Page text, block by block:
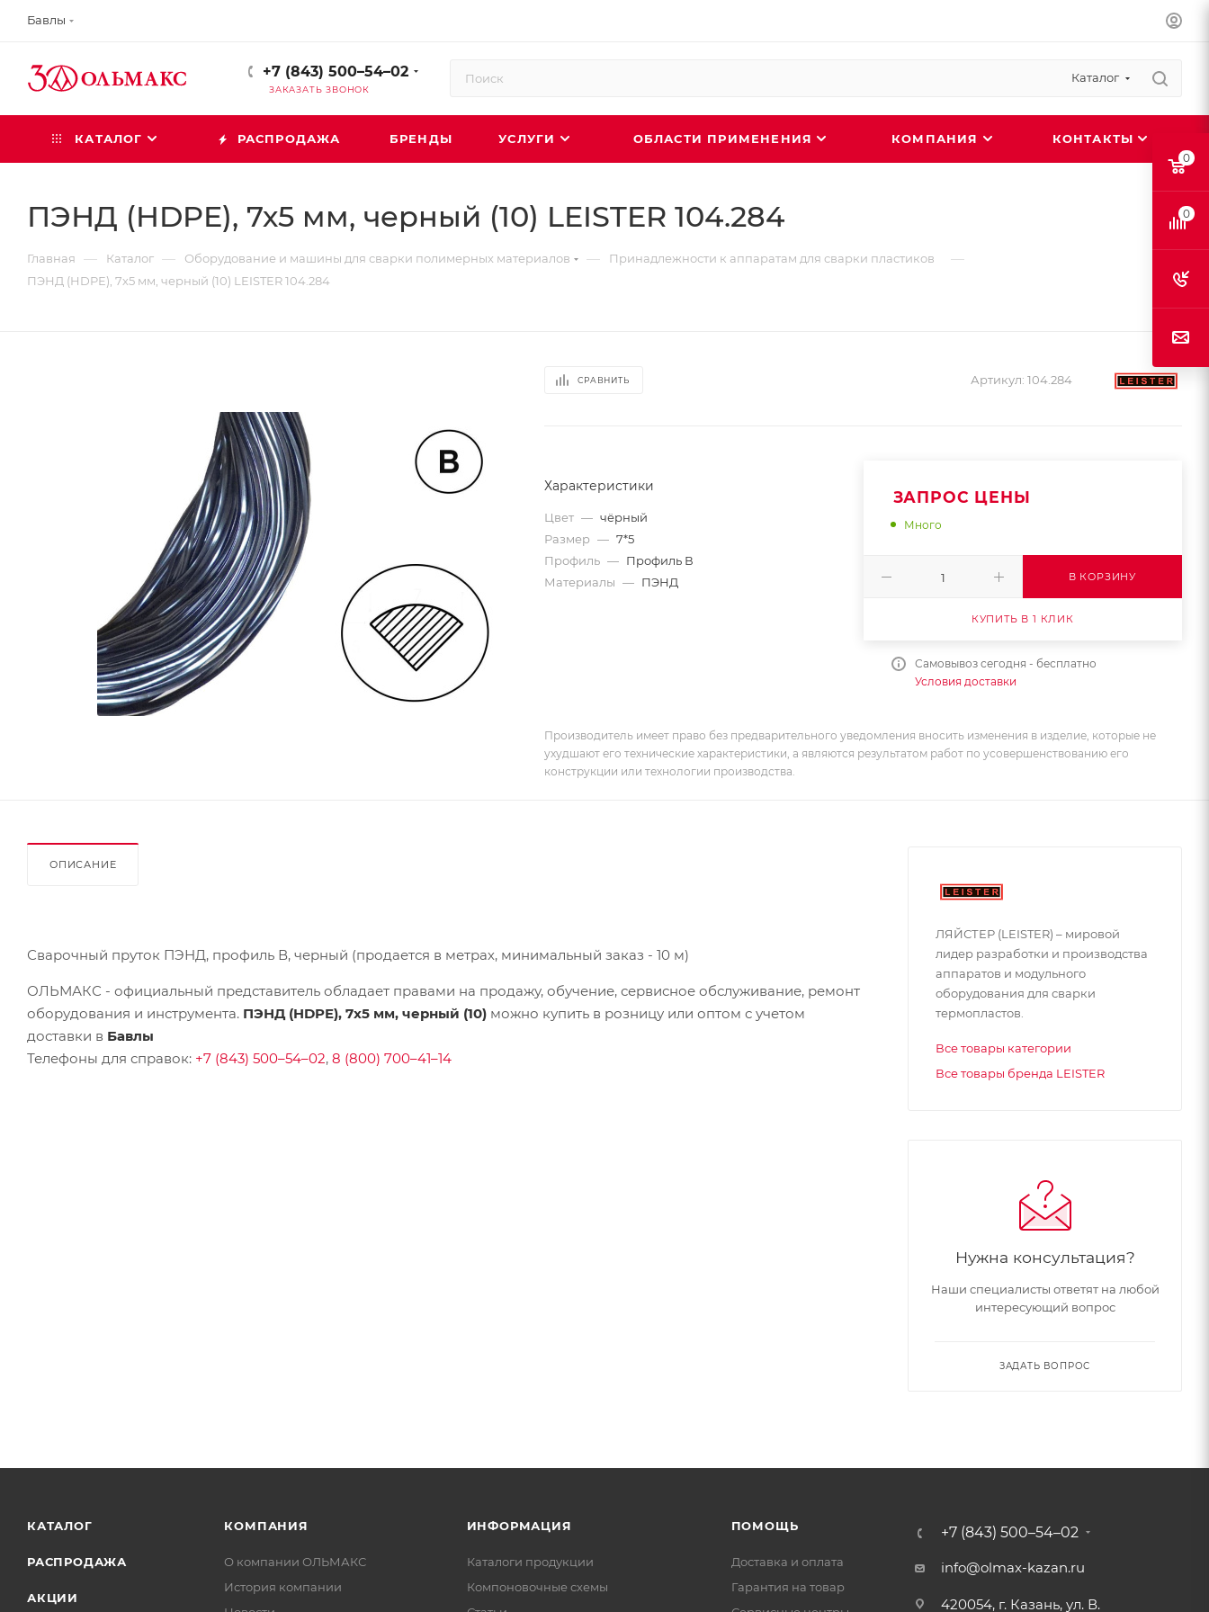
Бавлы
+7 (843) 500–54–02
ЗАКАЗАТЬ ЗВОНОК
Каталог
КАТАЛОГ РАСПРОДАЖА БРЕНДЫ УСЛУГИ ОБЛАСТИ ПРИМЕНЕНИЯ КОМПАНИЯ КОНТАКТЫ
ПЭНД (HDPE), 7х5 мм, черный (10) LEISTER 104.284
Главная — Каталог — Оборудование и машины для сварки полимерных материалов — Принадлежности к аппаратам для сварки пластиков —
ПЭНД (HDPE), 7х5 мм, черный (10) LEISTER 104.284
СРАВНИТЬ Артикул: 104.284
Характеристики
Цвет — чёрный
Размер — 7*5
Профиль — Профиль В
Материалы — ПЭНД
ЗАПРОС ЦЕНЫ
Много
В КОРЗИНУ
КУПИТЬ В 1 КЛИК
Самовывоз сегодня - бесплатно
Условия доставки
Производитель имеет право без предварительного уведомления вносить изменения в изделие, которые не
ухудшают его технические характеристики, а являются результатом работ по усовершенствованию его
конструкции или технологии производства.
ОПИСАНИЕ
Сварочный пруток ПЭНД, профиль В, черный (продается в метрах, минимальный заказ - 10 м)
ОЛЬМАКС - официальный представитель обладает правами на продажу, обучение, сервисное обслуживание, ремонт
оборудования и инструмента. ПЭНД (HDPE), 7х5 мм, черный (10) можно купить в розницу или оптом с учетом
доставки в Бавлы
Телефоны для справок: +7 (843) 500–54–02, 8 (800) 700–41–14
ЛЯЙСТЕР (LEISTER) – мировой
лидер разработки и производства
аппаратов и модульного
оборудования для сварки
термопластов.
Все товары категории
Все товары бренда LEISTER
Нужна консультация?
Наши специалисты ответят на любой
интересующий вопрос
ЗАДАТЬ ВОПРОС
КАТАЛОГ
РАСПРОДАЖА
АКЦИИ
КОМПАНИЯ
О компании ОЛЬМАКС
История компании
ИНФОРМАЦИЯ
Каталоги продукции
Компоновочные схемы
ПОМОЩЬ
Доставка и оплата
Гарантия на товар
+7 (843) 500–54–02
info@olmax-kazan.ru
420054, г. Казань, ул. В.
0
0